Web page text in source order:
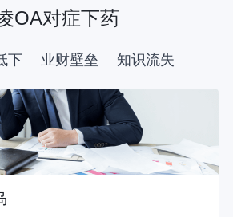
OA对症下药
下 业财壁垒 知识流失